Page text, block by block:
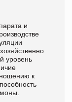
и
уровень
к